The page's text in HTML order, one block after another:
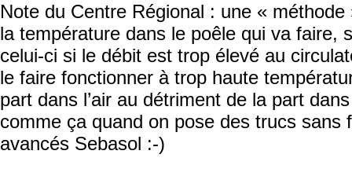
Note du Centre Régional : une «
la température dans le poêle qui va faire,
celui-ci si le débit est trop élevé au
le faire fonctionner à trop haute
part dans l’air au détriment de la part dans
comme ça quand on pose des trucs sans
avancés Sebasol :-)